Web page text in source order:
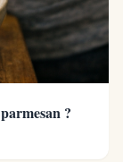
?